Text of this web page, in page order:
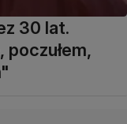
30 lat.